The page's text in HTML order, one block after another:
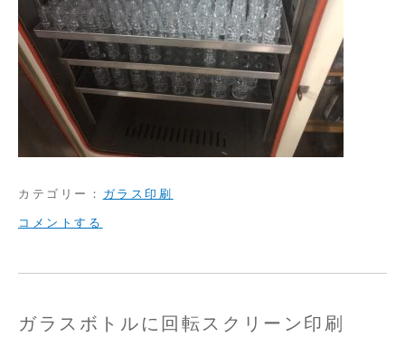
カテゴリー： ガラス印刷
コメントする
ラ
ボ
ガラスボトルに回転スクリーン印刷